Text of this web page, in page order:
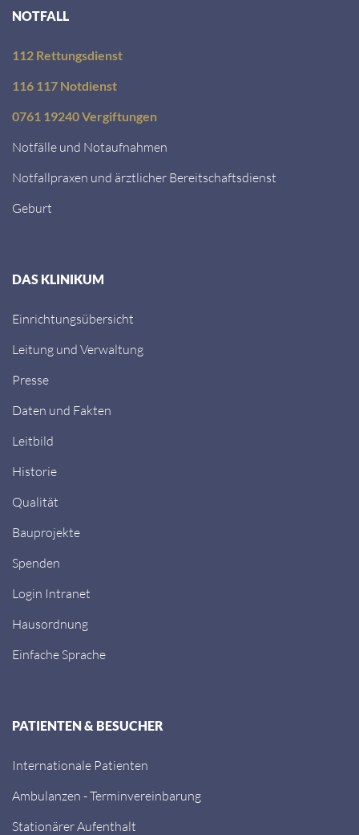
NOTFALL
112 Rettungsdienst
116 117 Notdienst
0761 19240 Vergiftungen
Notfälle und Notaufnahmen
Notfallpraxen und ärztlicher Bereitschaftsdienst
Geburt
DAS KLINIKUM
Einrichtungsübersicht
Leitung und Verwaltung
Presse
Daten und Fakten
Leitbild
Historie
Qualität
Bauprojekte
Spenden
Login Intranet
Hausordnung
Einfache Sprache
PATIENTEN & BESUCHER
Internationale Patienten
Ambulanzen - Terminvereinbarung
Stationärer Aufenthalt